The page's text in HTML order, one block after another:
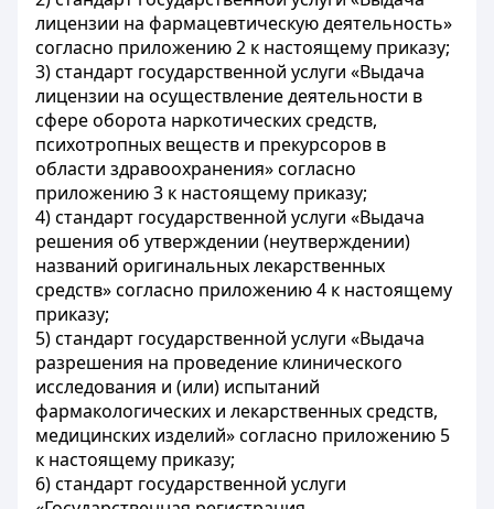
лицензии на фармацевтическую деятельность»
согласно приложению 2 к настоящему приказу;
3) стандарт государственной услуги «Выдача
лицензии на осуществление деятельности в
сфере оборота наркотических средств,
психотропных веществ и прекурсоров в
области здравоохранения» согласно
приложению 3 к настоящему приказу;
4) стандарт государственной услуги «Выдача
решения об утверждении (неутверждении)
названий оригинальных лекарственных
средств» согласно приложению 4 к настоящему
приказу;
5) стандарт государственной услуги «Выдача
разрешения на проведение клинического
исследования и (или) испытаний
фармакологических и лекарственных средств,
медицинских изделий» согласно приложению 5
к настоящему приказу;
6) стандарт государственной услуги